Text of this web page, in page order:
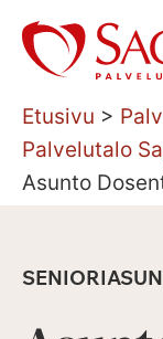
Siirry
sisältöön
Etusivu >
Palvelutalo
Asunto